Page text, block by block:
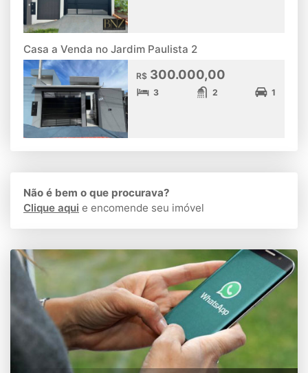
Casa a Venda no Jardim Paulista 2
R$ 300.000,00
3 2 1
Não é bem o que procurava?
Clique aqui e encomende seu imóvel